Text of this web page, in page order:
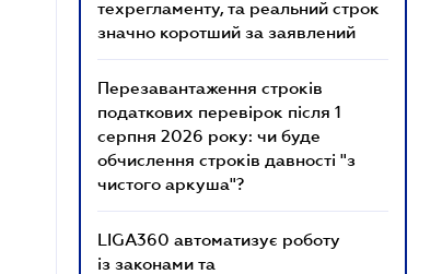
техрегламенту, та реальний строк
значно коротший за заявлений
Перезавантаження строків
податкових перевірок після 1
серпня 2026 року: чи буде
обчислення строків давності "з
чистого аркуша"?
LIGA360 автоматизує роботу
із законами та